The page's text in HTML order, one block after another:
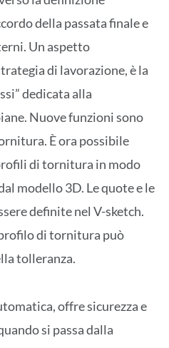
della passata finale e
Un aspetto
di lavorazione, è la
dedicata alla
Nuove funzioni sono
È ora possibile
di tornitura in modo
modello 3D. Le quote e le
definite nel V-sketch.
di tornitura può
tolleranza.
offre sicurezza e
si passa dalla